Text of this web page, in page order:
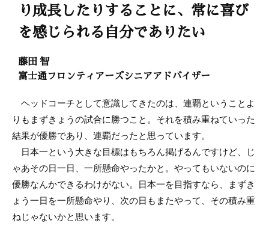
り成長したりすることに、常に喜び
を感じられる自分でありたい
藤田 智
富士通フロンティアーズシニアアドバイザー
ヘッドコーチとして意識してきたのは、連覇ということよ
りもまずきょうの試合に勝つこと。それを積み重ねていった
結果が優勝であり、連覇だったと思っています。
日本一という大きな目標はもちろん掲げるんですけど、じ
ゃあその日一日、一所懸命やったかと。やってもいないのに
優勝なんかできるわけがない。日本一を目指すなら、まずき
ょう一日を一所懸命やり、次の日もまたやって、その積み重
ねじゃないかと思います。